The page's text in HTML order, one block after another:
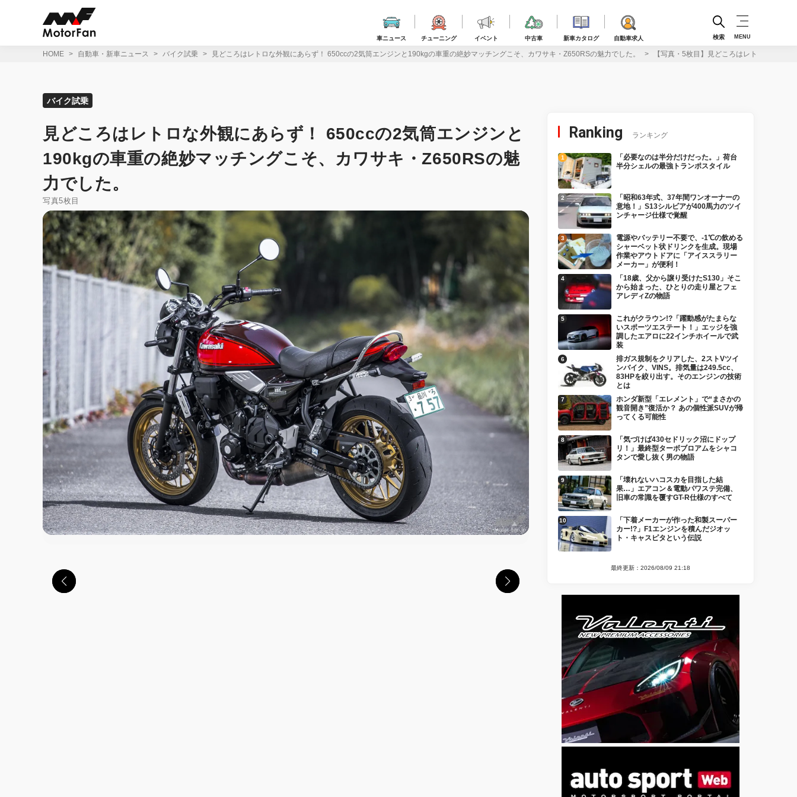
車ニュース チューニング イベント 中古車 新車カタログ 自動車求人 検索 MENU
HOME 自動車・新車ニュース バイク試乗 見どころはレトロな外観にあらず！ 650ccの2気筒エンジンと190kgの車重の絶妙マッチングこそ、カワサキ・Z650RSの魅力でした。 【写真・5枚目】見どころはレトロな外観
バイク試乗
見どころはレトロな外観にあらず！ 650ccの2気筒エンジンと
190kgの車重の絶妙マッチングこそ、カワサキ・Z650RSの魅
力でした。
写真5枚目
Ranking ランキング
「必要なのは半分だけだった。」荷台
半分シェルの最強トランポスタイル
「昭和63年式、37年間ワンオーナーの
意地！」S13シルビアが400馬力のツイ
ンチャージ仕様で覚醒
電源やバッテリー不要で、-1℃の飲める
シャーベット状ドリンクを生成。現場
作業やアウトドアに「アイススラリー
メーカー」が便利！
「18歳、父から譲り受けたS130」そこ
から始まった、ひとりの走り屋とフェ
アレディZの物語
これがクラウン!?「躍動感がたまらな
いスポーツエステート！」エッジを強
調したエアロに22インチホイールで武
装
排ガス規制をクリアした、2ストVツイ
ンバイク、VINS。排気量は249.5cc、
83HPを絞り出す。そのエンジンの技術
とは
ホンダ新型「エレメント」で“まさかの
観音開き”復活か？ あの個性派SUVが帰
ってくる可能性
「気づけば430セドリック沼にドップ
リ！」最終型ターボブロアムをシャコ
タンで愛し抜く男の物語
「壊れないハコスカを目指した結
果…」エアコン＆電動パワステ完備、
旧車の常識を覆すGT-R仕様のすべて
「下着メーカーが作った和製スーパー
カー!?」F1エンジンを積んだジオッ
ト・キャスピタという伝説
最終更新：2026/08/09 21:18